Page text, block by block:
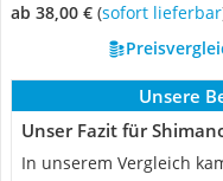
ab 38,00 € ( Sofort lieferbar
Unsere
Unser Fazit für
In unserem Vergleich